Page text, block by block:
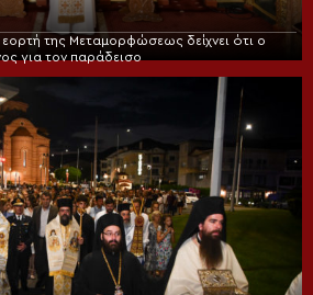
της Μεταμορφώσεως δείχνει ότι ο
για τον παράδεισο